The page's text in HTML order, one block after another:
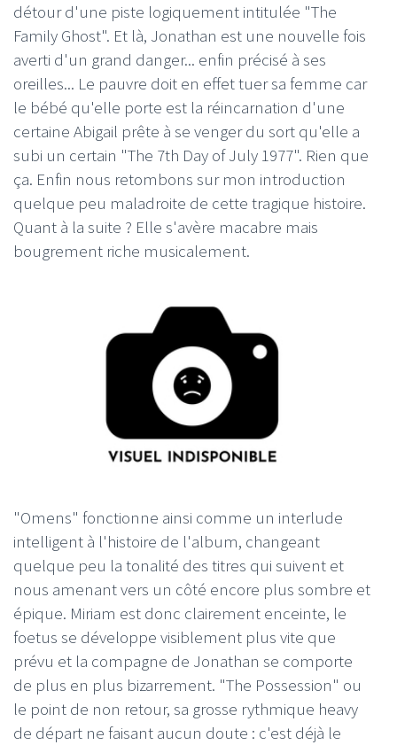
détour d'une piste logiquement intitulée "The
Family Ghost". Et là, Jonathan est une nouvelle fois
averti d'un grand danger... enfin précisé à ses
oreilles... Le pauvre doit en effet tuer sa femme car
le bébé qu'elle porte est la réincarnation d'une
certaine Abigail prête à se venger du sort qu'elle a
subi un certain "The 7th Day of July 1977". Rien que
ça. Enfin nous retombons sur mon introduction
quelque peu maladroite de cette tragique histoire.
Quant à la suite ? Elle s'avère macabre mais
bougrement riche musicalement.
"Omens" fonctionne ainsi comme un interlude
intelligent à l'histoire de l'album, changeant
quelque peu la tonalité des titres qui suivent et
nous amenant vers un côté encore plus sombre et
épique. Miriam est donc clairement enceinte, le
foetus se développe visiblement plus vite que
prévu et la compagne de Jonathan se comporte
de plus en plus bizarrement. "The Possession" ou
le point de non retour, sa grosse rythmique heavy
de départ ne faisant aucun doute : c'est déjà le